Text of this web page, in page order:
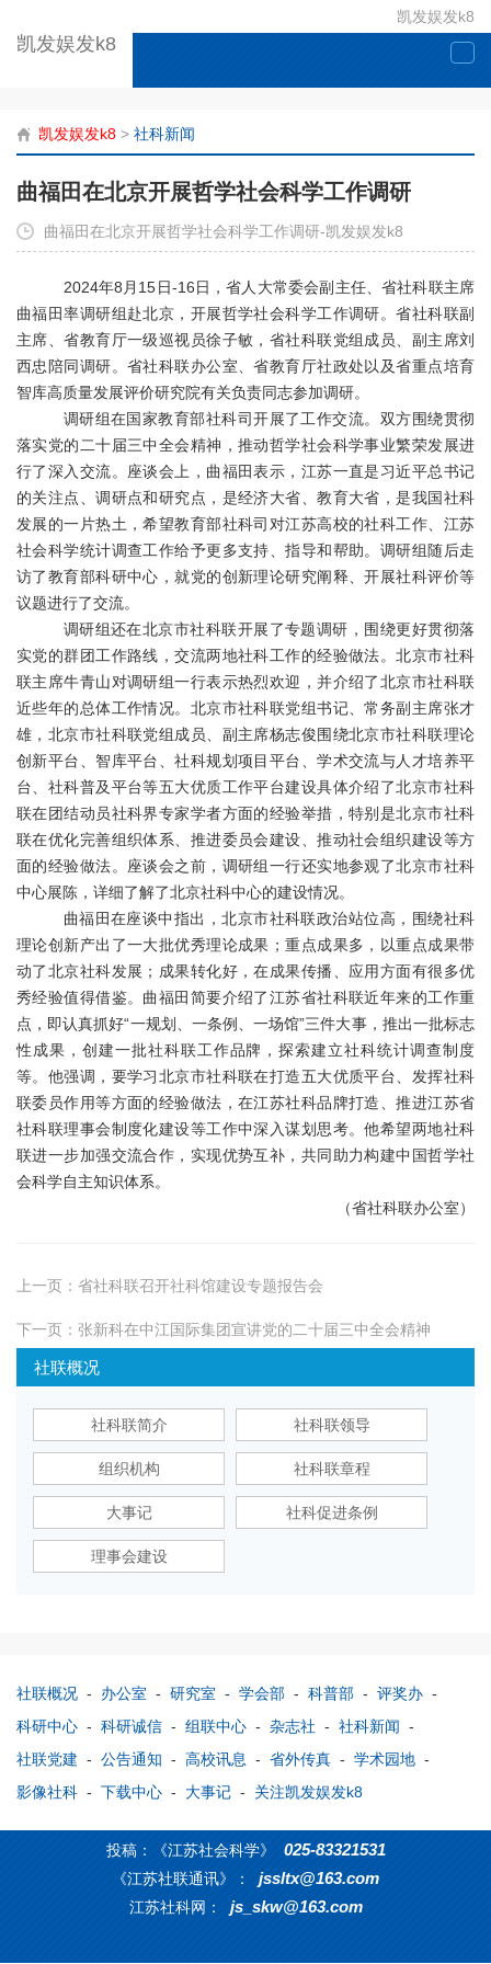
凯发娱发k8
凯发娱发k8
凯发娱发k8 > 社科新闻
曲福田在北京开展哲学社会科学工作调研
曲福田在北京开展哲学社会科学工作调研-凯发娱发k8
2024年8月15日-16日，省人大常委会副主任、省社科联主席
曲福田率调研组赴北京，开展哲学社会科学工作调研。省社科联副
主席、省教育厅一级巡视员徐子敏，省社科联党组成员、副主席刘
西忠陪同调研。省社科联办公室、省教育厅社政处以及省重点培育
智库高质量发展评价研究院有关负责同志参加调研。
调研组在国家教育部社科司开展了工作交流。双方围绕贯彻
落实党的二十届三中全会精神，推动哲学社会科学事业繁荣发展进
行了深入交流。座谈会上，曲福田表示，江苏一直是习近平总书记
的关注点、调研点和研究点，是经济大省、教育大省，是我国社科
发展的一片热土，希望教育部社科司对江苏高校的社科工作、江苏
社会科学统计调查工作给予更多支持、指导和帮助。调研组随后走
访了教育部科研中心，就党的创新理论研究阐释、开展社科评价等
议题进行了交流。
调研组还在北京市社科联开展了专题调研，围绕更好贯彻落
实党的群团工作路线，交流两地社科工作的经验做法。北京市社科
联主席牛青山对调研组一行表示热烈欢迎，并介绍了北京市社科联
近些年的总体工作情况。北京市社科联党组书记、常务副主席张才
雄，北京市社科联党组成员、副主席杨志俊围绕北京市社科联理论
创新平台、智库平台、社科规划项目平台、学术交流与人才培养平
台、社科普及平台等五大优质工作平台建设具体介绍了北京市社科
联在团结动员社科界专家学者方面的经验举措，特别是北京市社科
联在优化完善组织体系、推进委员会建设、推动社会组织建设等方
面的经验做法。座谈会之前，调研组一行还实地参观了北京市社科
中心展陈，详细了解了北京社科中心的建设情况。
曲福田在座谈中指出，北京市社科联政治站位高，围绕社科
理论创新产出了一大批优秀理论成果；重点成果多，以重点成果带
动了北京社科发展；成果转化好，在成果传播、应用方面有很多优
秀经验值得借鉴。曲福田简要介绍了江苏省社科联近年来的工作重
点，即认真抓好“一规划、一条例、一场馆”三件大事，推出一批标志
性成果，创建一批社科联工作品牌，探索建立社科统计调查制度
等。他强调，要学习北京市社科联在打造五大优质平台、发挥社科
联委员作用等方面的经验做法，在江苏社科品牌打造、推进江苏省
社科联理事会制度化建设等工作中深入谋划思考。他希望两地社科
联进一步加强交流合作，实现优势互补，共同助力构建中国哲学社
会科学自主知识体系。
（省社科联办公室）
上一页： 省社科联召开社科馆建设专题报告会
下一页： 张新科在中江国际集团宣讲党的二十届三中全会精神
社联概况
社科联简介 社科联领导
组织机构 社科联章程
大事记 社科促进条例
理事会建设
社联概况 - 办公室 - 研究室 - 学会部 - 科普部 - 评奖办 -
科研中心 - 科研诚信 - 组联中心 - 杂志社 - 社科新闻 -
社联党建 - 公告通知 - 高校讯息 - 省外传真 - 学术园地 -
影像社科 - 下载中心 - 大事记 - 关注凯发娱发k8
投稿：《江苏社会科学》 025-83321531
《江苏社联通讯》： jssltx@163.com
江苏社科网： js_skw@163.com